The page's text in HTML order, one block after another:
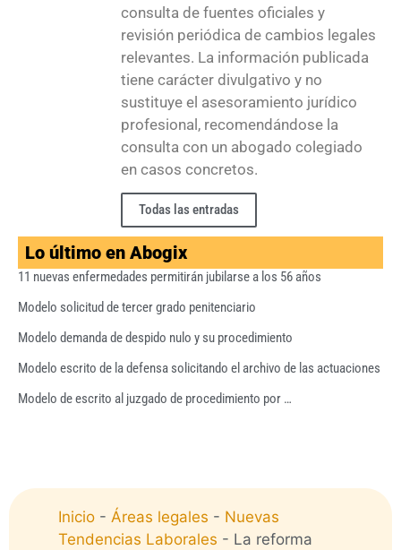
consulta de fuentes oficiales y
revisión periódica de cambios legales
relevantes. La información publicada
tiene carácter divulgativo y no
sustituye el asesoramiento jurídico
profesional, recomendándose la
consulta con un abogado colegiado
en casos concretos.
Todas las entradas
Lo último en Abogix
11 nuevas enfermedades permitirán jubilarse a los 56 años
Modelo solicitud de tercer grado penitenciario
Modelo demanda de despido nulo y su procedimiento
Modelo escrito de la defensa solicitando el archivo de las actuaciones
Modelo de escrito al juzgado de procedimiento por …
Inicio - Áreas legales - Nuevas
Tendencias Laborales - La reforma